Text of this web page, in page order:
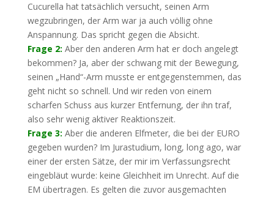
Cucurella hat tatsächlich versucht, seinen Arm
wegzubringen, der Arm war ja auch völlig ohne
Anspannung. Das spricht gegen die Absicht.
Frage 2: Aber den anderen Arm hat er doch angelegt
bekommen? Ja, aber der schwang mit der Bewegung,
seinen „Hand“-Arm musste er entgegenstemmen, das
geht nicht so schnell. Und wir reden von einem
scharfen Schuss aus kurzer Entfernung, der ihn traf,
also sehr wenig aktiver Reaktionszeit.
Frage 3: Aber die anderen Elfmeter, die bei der EURO
gegeben wurden? Im Jurastudium, long, long ago, war
einer der ersten Sätze, der mir im Verfassungsrecht
eingebläut wurde: keine Gleichheit im Unrecht. Auf die
EM übertragen. Es gelten die zuvor ausgemachten